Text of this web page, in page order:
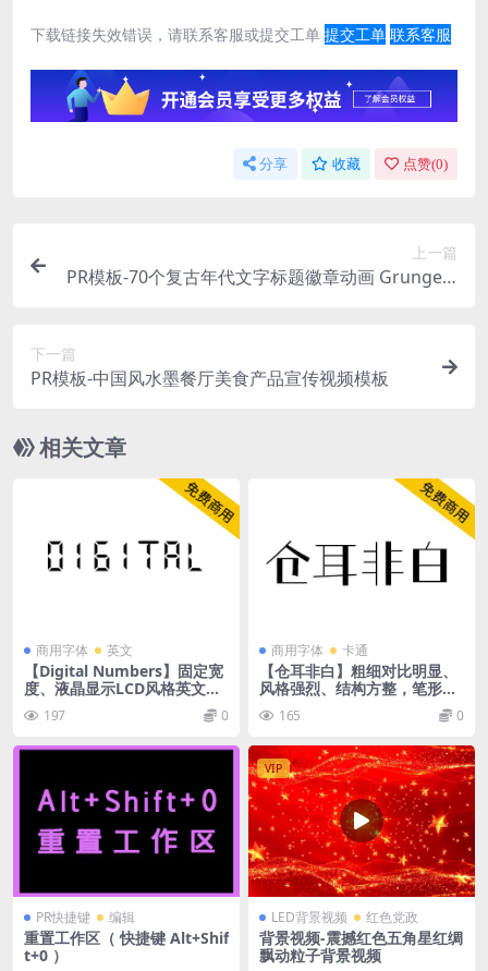
下载链接失效错误，请联系客服或提交工单 提交工单 联系客服
分享 收藏 点赞(0)
上一篇
PR模板-70个复古年代文字标题徽章动画 Grunge V
下一篇
PR模板-中国风水墨餐厅美食产品宣传视频模板
相关文章
商用字体 英文
【Digital Numbers】固定宽
度、液晶显示LCD风格英文字
体 197 0
商用字体 卡通
【仓耳非白】粗细对比明显、
风格强烈、结构方整，笔形简
洁 165 0
PR快捷键 编辑
重置工作区（ 快捷键 Alt+Shif
t+0 ）
VIP
LED背景视频 红色党政
背景视频-震撼红色五角星红绸
飘动粒子背景视频